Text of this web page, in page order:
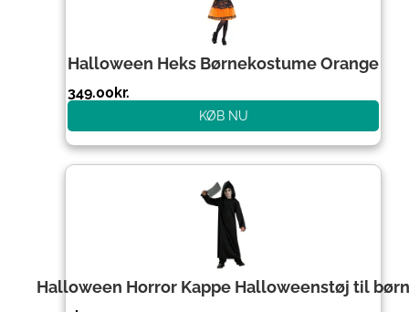
Halloween Heks Børnekostume Orange
349.00kr.
KØB NU
Halloween Horror Kappe Halloweenstøj til